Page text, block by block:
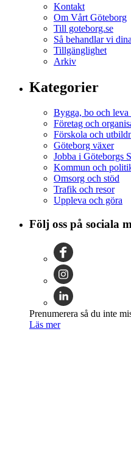
Kontakt
Om Vårt Göteborg
Till goteborg.se
Så behandlar vi
Tillgänglighet
Arkiv
Kategorier
Bygga, bo och leva
Företag och
Förskola och
Göteborg växer
Jobba i Göteborgs
Kommun och
Omsorg och stöd
Trafik och resor
Uppleva och göra
Följ oss på sociala
Prenumerera så du inte
Läs mer